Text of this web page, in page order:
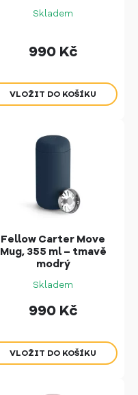
Skladem
990 Kč
Fellow Carter Move
Mug, 355 ml – tmavě
modrý
Skladem
990 Kč